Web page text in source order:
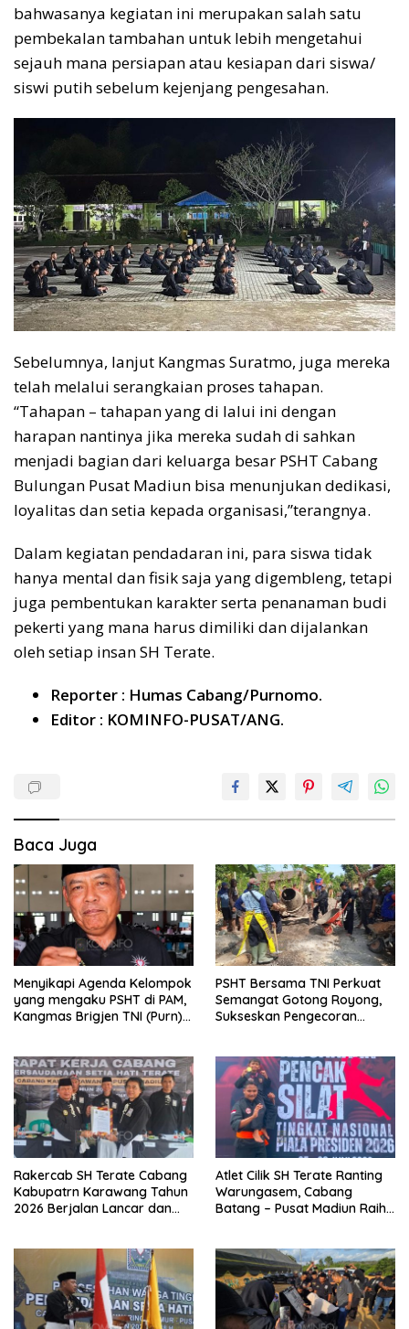
bahwasanya kegiatan ini merupakan salah satu
pembekalan tambahan untuk lebih mengetahui
sejauh mana persiapan atau kesiapan dari siswa/
siswi putih sebelum kejenjang pengesahan.
Sebelumnya, lanjut Kangmas Suratmo, juga mereka
telah melalui serangkaian proses tahapan.
“Tahapan – tahapan yang di lalui ini dengan
harapan nantinya jika mereka sudah di sahkan
menjadi bagian dari keluarga besar PSHT Cabang
Bulungan Pusat Madiun bisa menunjukan dedikasi,
loyalitas dan setia kepada organisasi,”terangnya.
Dalam kegiatan pendadaran ini, para siswa tidak
hanya mental dan fisik saja yang digembleng, tetapi
juga pembentukan karakter serta penanaman budi
pekerti yang mana harus dimiliki dan dijalankan
oleh setiap insan SH Terate.
Reporter : Humas Cabang/Purnomo.
Editor : KOMINFO-PUSAT/ANG.
Baca Juga
Menyikapi Agenda Kelompok
yang mengaku PSHT di PAM,
Kangmas Brigjen TNI (Purn)
PSHT Bersama TNI Perkuat
Semangat Gotong Royong,
Sukseskan Pengecoran
Rakercab SH Terate Cabang
Kabupatrn Karawang Tahun
2026 Berjalan Lancar dan
Atlet Cilik SH Terate Ranting
Warungasem, Cabang
Batang – Pusat Madiun Raih